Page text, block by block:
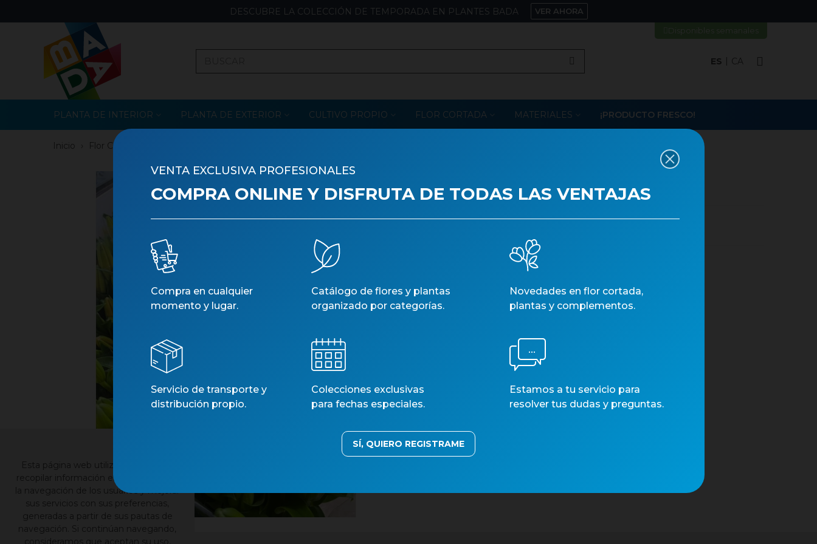
DESCUBRE LA COLECCIÓN DE TEMPORADA EN PLANTES BADA
VER AHORA
ES CA
PLANTA DE INTERIOR PLANTA DE EXTERIOR CULTIVO PROPIO FLOR CORTADA MATERIALES ¡PRODUCTO FRESCO!
Inicio Flor Cortada
Esta página web utiliza cookies para
recopilar información estadística sobre
la navegación de los usuarios y mejorar
sus servicios con sus preferencias,
generadas a partir de sus pautas de
navegación. Si continúan navegando,
consideramos que aceptan su uso,
VENTA EXCLUSIVA PROFESIONALES
COMPRA ONLINE Y DISFRUTA DE TODAS LAS VENTAJAS
Compra en cualquier
momento y lugar.
Catálogo de flores y plantas
organizado por categorías.
Novedades en flor cortada,
plantas y complementos.
Servicio de transporte y
distribución propio.
Colecciones exclusivas
para fechas especiales.
Estamos a tu servicio para
resolver tus dudas y preguntas.
SÍ, QUIERO REGISTRAME